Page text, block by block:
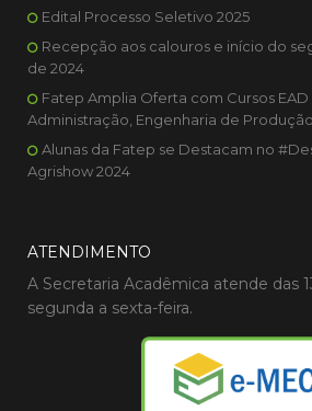
Edital Processo Seletivo 2025
Recepção aos calouros e início do
de 2024
Fatep Amplia Oferta com Cursos EAD
Administração, Engenharia de
Alunas da Fatep se Destacam no
Agrishow 2024
ATENDIMENTO
A Secretaria Acadêmica atende das
segunda a sexta-feira.